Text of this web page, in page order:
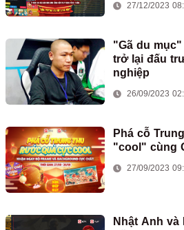
27/12/2023
"Gã du
trở lại đấu
nghiệp
26/09/2023
Phá cỗ
"cool" cùng
27/09/2023
Nhật Anh